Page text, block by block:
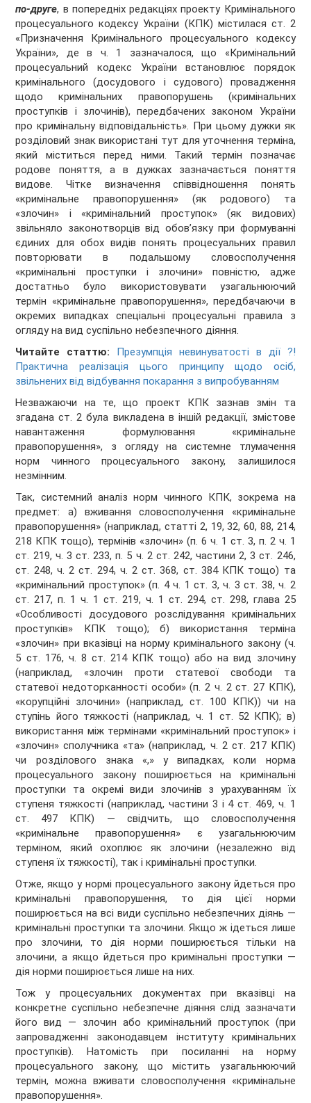
по-друге, в попередніх редакціях проекту Кримінального
процесуального кодексу України (КПК) містилася ст. 2
«Призначення Кримінального процесуального кодексу
України», де в ч. 1 зазначалося, що «Кримінальний
процесуальний кодекс України встановлює порядок
кримінального (досудового і судового) провадження
щодо кримінальних правопорушень (кримінальних
проступків і злочинів), передбачених законом України
про кримінальну відповідальність». При цьому дужки як
розділовий знак використані тут для уточнення терміна,
який міститься перед ними. Такий термін позначає
родове поняття, а в дужках зазначається поняття
видове. Чітке визначення співвідношення понять
«кримінальне правопорушення» (як родового) та
«злочин» і «кримінальний проступок» (як видових)
звільняло законотворців від обов’язку при формуванні
єдиних для обох видів понять процесуальних правил
повторювати в подальшому словосполучення
«кримінальні проступки і злочини» повністю, адже
достатньо було використовувати узагальнюючий
термін «кримінальне правопорушення», передбачаючи в
окремих випадках спеціальні процесуальні правила з
огляду на вид суспільно небезпечного діяння.
Читайте статтю:
Презумпція невинуватості в дії ?!
Практична реалізація цього принципу щодо осіб,
звільнених від відбування покарання з випробуванням
Незважаючи на те, що проект КПК зазнав змін та
згадана ст. 2 була викладена в іншій редакції, змістове
навантаження формулювання «кримінальне
правопорушення», з огляду на системне тлумачення
норм чинного процесуального закону, залишилося
незмінним.
Так, системний аналіз норм чинного КПК, зокрема на
предмет: а) вживання словосполучення «кримінальне
правопорушення» (наприклад, статті 2, 19, 32, 60, 88, 214,
218 КПК тощо), термінів «злочин» (п. 6 ч. 1 ст. 3, п. 2 ч. 1
ст. 219, ч. 3 ст. 233, п. 5 ч. 2 ст. 242, частини 2, 3 ст. 246,
ст. 248, ч. 2 ст. 294, ч. 2 ст. 368, ст. 384 КПК тощо) та
«кримінальний проступок» (п. 4 ч. 1 ст. 3, ч. 3 ст. 38, ч. 2
ст. 217, п. 1 ч. 1 ст. 219, ч. 1 ст. 294, ст. 298, глава 25
«Особливості досудового розслідування кримінальних
проступків» КПК тощо); б) використання терміна
«злочин» при вказівці на норму кримінального закону (ч.
5 ст. 176, ч. 8 ст. 214 КПК тощо) або на вид злочину
(наприклад, «злочин проти статевої свободи та
статевої недоторканності особи» (п. 2 ч. 2 ст. 27 КПК),
«корупційні злочини» (наприклад, ст. 100 КПК)) чи на
ступінь його тяжкості (наприклад, ч. 1 ст. 52 КПК); в)
використання між термінами «кримінальний проступок» і
«злочин» сполучника «та» (наприклад, ч. 2 ст. 217 КПК)
чи розділового знака «,» у випадках, коли норма
процесуального закону поширюється на кримінальні
проступки та окремі види злочинів з урахуванням їх
ступеня тяжкості (наприклад, частини 3 і 4 ст. 469, ч. 1
ст. 497 КПК) — свідчить, що словосполучення
«кримінальне правопорушення» є узагальнюючим
терміном, який охоплює як злочини (незалежно від
ступеня їх тяжкості), так і кримінальні проступки.
Отже, якщо у нормі процесуального закону йдеться про
кримінальні правопорушення, то дія цієї норми
поширюється на всі види суспільно небезпечних діянь —
кримінальні проступки та злочини. Якщо ж ідеться лише
про злочини, то дія норми поширюється тільки на
злочини, а якщо йдеться про кримінальні проступки —
дія норми поширюється лише на них.
Тож у процесуальних документах при вказівці на
конкретне суспільно небезпечне діяння слід зазначати
його вид — злочин або кримінальний проступок (при
запровадженні законодавцем інституту кримінальних
проступків). Натомість при посиланні на норму
процесуального закону, що містить узагальнюючий
термін, можна вживати словосполучення «кримінальне
правопорушення».